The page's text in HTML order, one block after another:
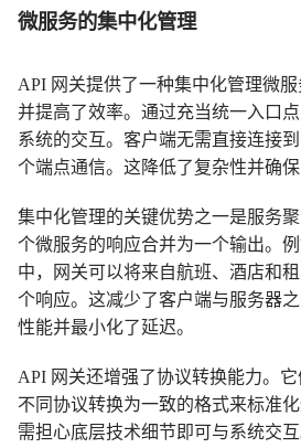
微服务的集中化管理
API 网关提供了一种集中化管理微
并提高了效率。通过充当统一入口
系统的交互。客户端无需直接连接
个端点通信。这降低了复杂性并确保
集中化管理的关键优势之一是服务
个微服务的响应合并为一个输出。
中，网关可以将来自航班、酒店和
个响应。这减少了客户端与服务器
性能并最小化了延迟。
API 网关还增强了协议转换能力。
不同协议转换为一致的格式来标准
需担心底层技术细节即可与系统交